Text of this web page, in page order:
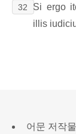
32
Si ergo
illis
어문 저작